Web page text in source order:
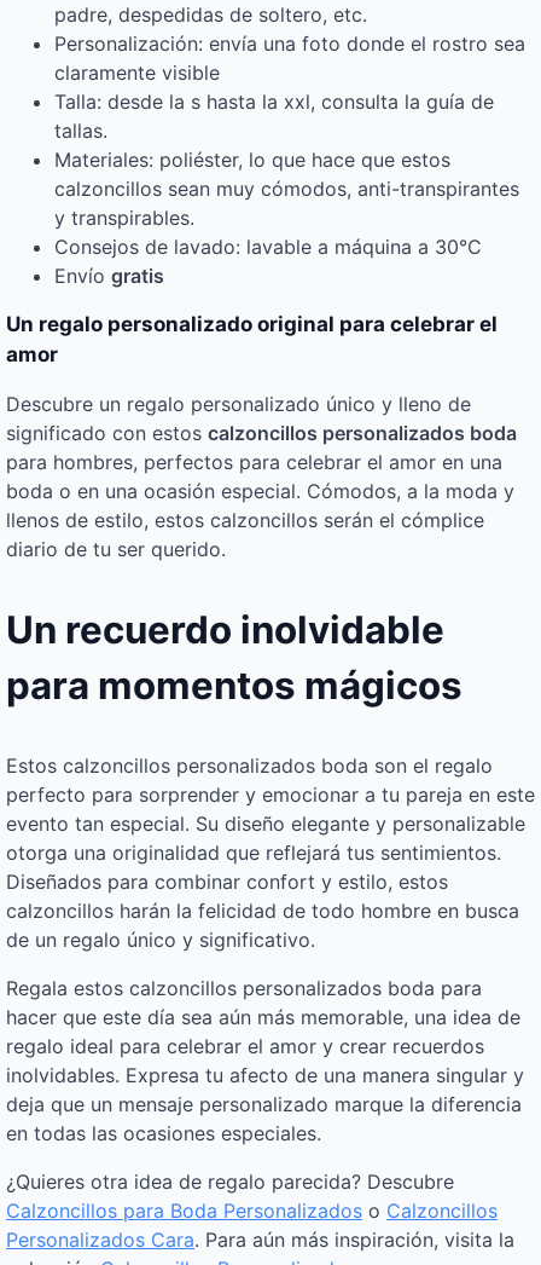
padre, despedidas de soltero, etc.
Personalización: envía una foto donde el rostro sea
claramente visible
Talla: desde la s hasta la xxl, consulta la guía de
tallas.
Materiales: poliéster, lo que hace que estos
calzoncillos sean muy cómodos, anti-transpirantes
y transpirables.
Consejos de lavado: lavable a máquina a 30°C
Envío gratis
Un regalo personalizado original para celebrar el
amor
Descubre un regalo personalizado único y lleno de
significado con estos calzoncillos personalizados boda
para hombres, perfectos para celebrar el amor en una
boda o en una ocasión especial. Cómodos, a la moda y
llenos de estilo, estos calzoncillos serán el cómplice
diario de tu ser querido.
Un recuerdo inolvidable
para momentos mágicos
Estos calzoncillos personalizados boda son el regalo
perfecto para sorprender y emocionar a tu pareja en este
evento tan especial. Su diseño elegante y personalizable
otorga una originalidad que reflejará tus sentimientos.
Diseñados para combinar confort y estilo, estos
calzoncillos harán la felicidad de todo hombre en busca
de un regalo único y significativo.
Regala estos calzoncillos personalizados boda para
hacer que este día sea aún más memorable, una idea de
regalo ideal para celebrar el amor y crear recuerdos
inolvidables. Expresa tu afecto de una manera singular y
deja que un mensaje personalizado marque la diferencia
en todas las ocasiones especiales.
¿Quieres otra idea de regalo parecida? Descubre
Calzoncillos para Boda Personalizados o Calzoncillos
Personalizados Cara. Para aún más inspiración, visita la